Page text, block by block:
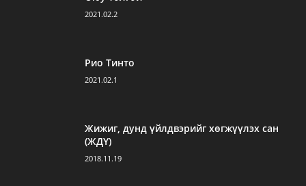
2021.02.2
Рио Тинто
2021.02.1
Жижиг, дунд үйлдвэрийг хөгжүүлэх сан
(ЖДҮ)
2018.11.19